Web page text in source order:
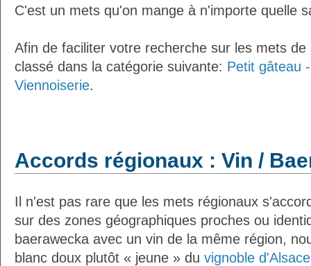
C'est un mets qu'on mange à n'importe quelle
Afin de faciliter votre recherche sur les mets
classé dans la catégorie suivante: Petit gâteau
Viennoiserie.
Accords régionaux : Vin /
Il n'est pas rare que les mets régionaux
sur des zones géographiques proches ou
baerawecka avec un vin de la même région,
blanc doux plutôt « jeune » du vignoble d'Alsace